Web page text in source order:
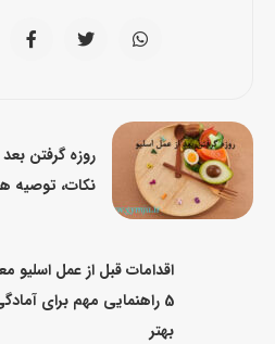
روزه گرفتن بعد
نکات، توصیه
اقدامات قبل از عمل اسلیو
5 راهنمایی مهم برای
بهتر